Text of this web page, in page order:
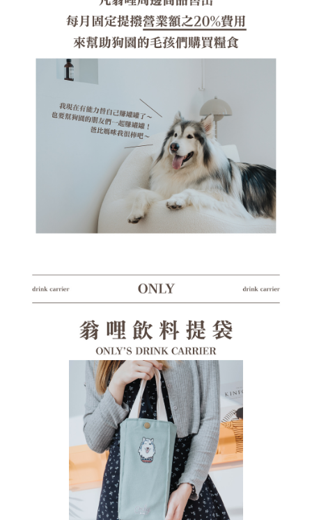
５．嚴禁一人註冊多個帳號或使用他人資訊註冊。若發現惡意使用之情形，
恩沛科技股份有限公司將有權停止該用戶之使用額度並採取法律行動。